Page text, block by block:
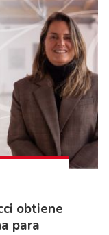
obtiene
para